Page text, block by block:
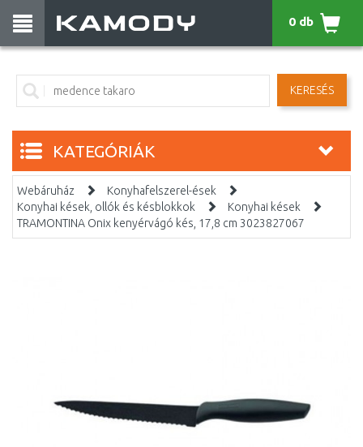
KERESÉS
0 db
KATEGÓRIÁK
Webáruház
Konyhafelszerel-ések
Konyhai kések, ollók és késblokkok
Konyhai kések
TRAMONTINA Onix kenyérvágó kés, 17,8 cm 3023827067